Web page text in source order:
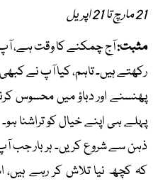
21 مارچ تا 21 اپریل
مثبت:آج چمکنے کا وقت ہے،
رکھتے ہیں۔ تاہم، کیا آپ نے
پھنسنے اور دباؤ میں محسوس
پہلے ہی اپنے خیال کو تراشنا
ذہن سے شروع کریں۔ ہر بار
کہ کچھ نیا تلاش کر رہے